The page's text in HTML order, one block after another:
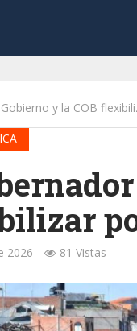
y la COB
2026 81 Vistas